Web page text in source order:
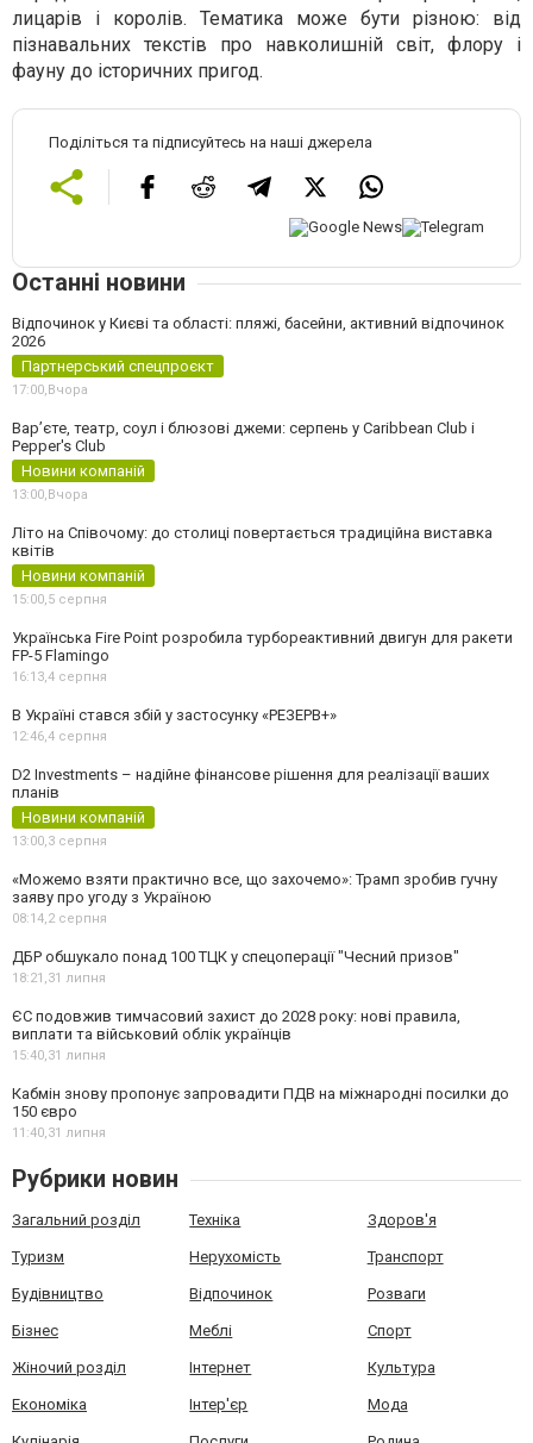
лицарів і королів. Тематика може бути різною: від
пізнавальних текстів про навколишній світ, флору і
фауну до історичних пригод.
Поділіться та підписуйтесь на наші джерела
Останні новини
Відпочинок у Києві та області: пляжі, басейни, активний відпочинок
2026
Партнерський спецпроєкт
17:00, Вчора
Вар’єте, театр, соул і блюзові джеми: серпень у Caribbean Club і
Pepper's Club
Новини компаній
13:00, Вчора
Літо на Співочому: до столиці повертається традиційна виставка
квітів
Новини компаній
15:00, 5 серпня
Українська Fire Point розробила турбореактивний двигун для ракети
FP-5 Flamingo
16:13, 4 серпня
В Україні стався збій у застосунку «РЕЗЕРВ+»
12:46, 4 серпня
D2 Investments – надійне фінансове рішення для реалізації ваших
планів
Новини компаній
13:00, 3 серпня
«Можемо взяти практично все, що захочемо»: Трамп зробив гучну
заяву про угоду з Україною
08:14, 2 серпня
ДБР обшукало понад 100 ТЦК у спецоперації "Чесний призов"
18:21, 31 липня
ЄС подовжив тимчасовий захист до 2028 року: нові правила,
виплати та військовий облік українців
15:40, 31 липня
Кабмін знову пропонує запровадити ПДВ на міжнародні посилки до
150 євро
11:40, 31 липня
Рубрики новин
Загальний розділ Техніка Здоров'я
Туризм Нерухомість Транспорт
Будівництво Відпочинок Розваги
Бізнес Меблі Спорт
Жіночий розділ Інтернет Культура
Економіка Інтер'єр Мода